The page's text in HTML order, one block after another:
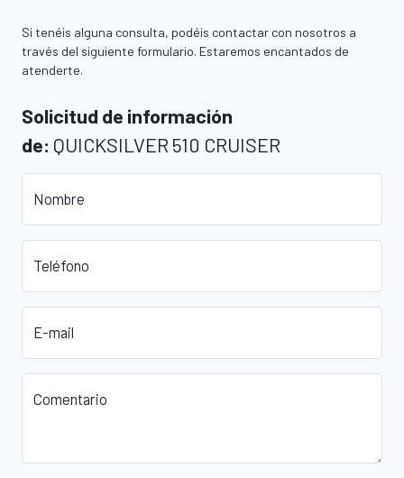
Si tenéis alguna consulta, podéis contactar con nosotros a
través del siguiente formulario. Estaremos encantados de
atenderte.
Solicitud de información
de: QUICKSILVER 510 CRUISER
Nombre
Teléfono
E-mail
Comentario